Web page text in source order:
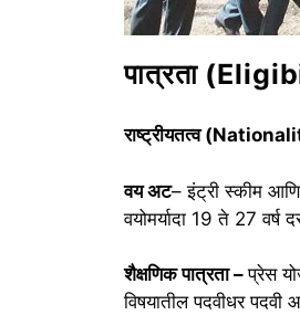
पात्रता
राष्ट्रीयतत्व
वय अट– इंट्री स्कीम
वयोमर्यादा 19 ते 27 वर्ष
शैक्षणिक पात्रता –प्रेस
विषयातील पदवीधर